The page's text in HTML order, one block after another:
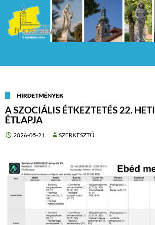
HIRDETMÉNYEK
A SZOCIÁLIS ÉTKEZTETÉS 22. HETI
ÉTLAPJA
2026-05-21 SZERKESZTŐ